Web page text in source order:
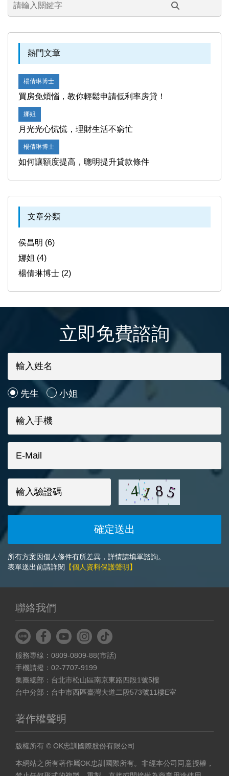
熱門文章
楊倩琳博士
買房免煩惱，教你輕鬆申請低利率房貸！
娜姐
月光光心慌慌，理財生活不窮忙
楊倩琳博士
如何讓額度提高，聰明提升貸款條件
文章分類
侯昌明 (6)
娜姐 (4)
楊倩琳博士 (2)
立即免費諮詢
先生 小姐
所有方案因個人條件有所差異，詳情請填單諮詢。
表單送出前請詳閱 【個人資料保護聲明】
聯絡我們
服務專線：0809-0809-88(市話)
手機請撥：02-7707-9199
集團總部：台北市松山區南京東路四段1號5樓
台中分部：台中市西區臺灣大道二段573號11樓E室
著作權聲明
版權所有 © OK忠訓國際股份有限公司
本網站之所有著作屬OK忠訓國際所有。非經本公司同意授權，